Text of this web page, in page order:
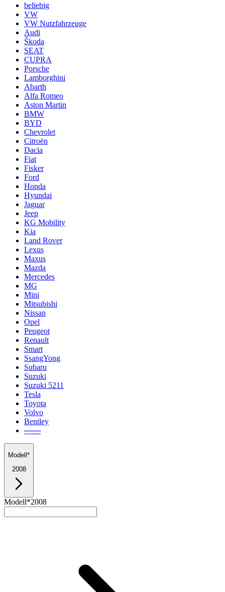
beliebig
VW
VW Nutzfahrzeuge
Audi
Škoda
SEAT
CUPRA
Porsche
Lamborghini
Abarth
Alfa Romeo
Aston Martin
BMW
BYD
Chevrolet
Citroën
Dacia
Fiat
Fisker
Ford
Honda
Hyundai
Jaguar
Jeep
KG Mobility
Kia
Land Rover
Lexus
Maxus
Mazda
Mercedes
MG
Mini
Mitsubishi
Nissan
Opel
Peugeot
Renault
Smart
SsangYong
Subaru
Suzuki
Suzuki 5211
Tesla
Toyota
Volvo
Bentley
───
Modell*
2008
Modell*2008